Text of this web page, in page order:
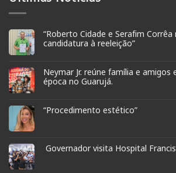
“Roberto Cidade e Serafim
candidatura à reeleição”
Neymar Jr. reúne família e amigos
época no Guarujá.
“Procedimento estético”
Governador visita Hospital